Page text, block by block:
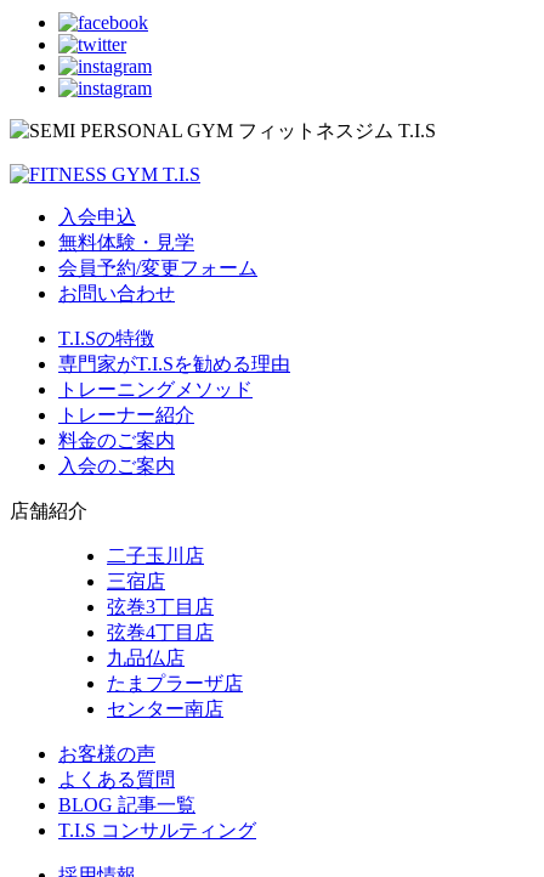
入会申込
無料体験・見学
会員予約/変更フォーム
お問い合わせ
T.I.Sの特徴
専門家がT.I.Sを勧める理由
トレーニングメソッド
トレーナー紹介
料金のご案内
入会のご案内
店舗紹介
二子玉川店
三宿店
弦巻3丁目店
弦巻4丁目店
九品仏店
たまプラーザ店
センター南店
お客様の声
よくある質問
BLOG 記事一覧
T.I.S コンサルティング